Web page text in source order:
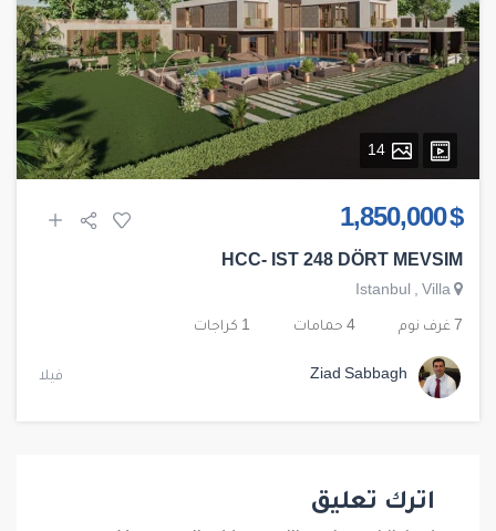
14
$ 1,850,000
HCC- IST 248 DÖRT MEVSIM
Istanbul , Villa
7 غرف نوم 4 حمامات 1 كراجات
Ziad Sabbagh فيلا
اترك تعليق